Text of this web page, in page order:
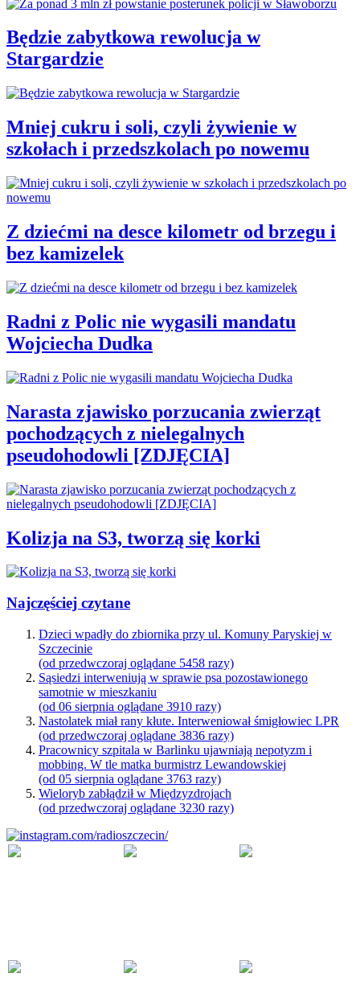
Będzie zabytkowa rewolucja w
Stargardzie
Mniej cukru i soli, czyli żywienie w
szkołach i przedszkolach po nowemu
Z dziećmi na desce kilometr od brzegu i
bez kamizelek
Radni z Polic nie wygasili mandatu
Wojciecha Dudka
Narasta zjawisko porzucania zwierząt
pochodzących z nielegalnych
pseudohodowli [ZDJĘCIA]
Kolizja na S3, tworzą się korki
Najczęściej czytane
Dzieci wpadły do zbiornika przy ul. Komuny Paryskiej w
Szczecinie
(od przedwczoraj oglądane 5458 razy)
Sąsiedzi interweniują w sprawie psa pozostawionego
samotnie w mieszkaniu
(od 06 sierpnia oglądane 3910 razy)
Nastolatek miał rany kłute. Interweniował śmigłowiec LPR
(od przedwczoraj oglądane 3836 razy)
Pracownicy szpitala w Barlinku ujawniają nepotyzm i
mobbing. W tle matka burmistrz Lewandowskiej
(od 05 sierpnia oglądane 3763 razy)
Wieloryb zabłądził w Międzyzdrojach
(od przedwczoraj oglądane 3230 razy)